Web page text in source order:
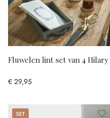
Fluwelen lint set van 4 Hilary
€ 29,95
Set